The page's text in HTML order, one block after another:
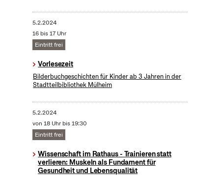
5.2.2024
16 bis 17 Uhr
Eintritt frei
Vorlesezeit
Bilderbuchgeschichten für Kinder ab 3 Jahren in der
Stadtteilbibliothek Mülheim
5.2.2024
von 18 Uhr bis 19:30
Eintritt frei
Wissenschaft im Rathaus - Trainieren statt
verlieren: Muskeln als Fundament für
Gesundheit und Lebensqualität